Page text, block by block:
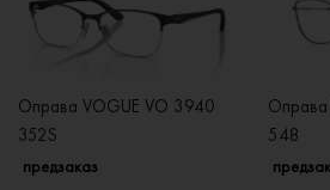
Оправа VOGUE VO 3940
352S
предзаказ
Оправа
548